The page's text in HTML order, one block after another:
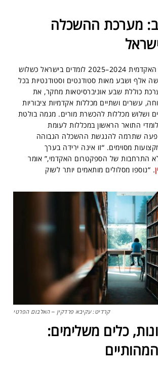
מערכת ההשכלה
על פי נתוני השנה האקדמית 2024–2025 לומדים בישראל כשלוש
אלף ושבע מאות סטודנטים וסטודנטיות בכל
כוללת שבע אוניברסיטאות מחקר, את
עשרים ושתיים מכללות אקדמיות ציבוריות
ושלוש מכללות להכשרת מורים. מגמה בולטת
התואר הראשון במכללות לעומת
שתרמה להנגשת ההשכלה הגבוהה
מסוימים. “זו אינה ירידה בערך
התרחבות של הספקטרום האקדמי,” אומר
. “נוספו מסלולים מותאמים יותר לשוק
קרדיט: עקיבא פרדקין – האלבום הפרטי
כלים משלימים: